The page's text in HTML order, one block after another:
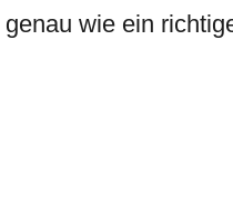
genau wie ein